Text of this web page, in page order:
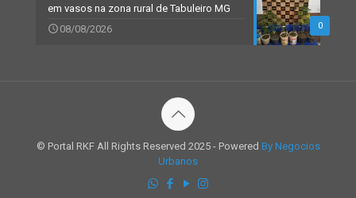
0
em vasos na zona rural de Tabuleiro MG
08/08/2026
© Portal RKF All Rights Reserved 2025 - Powered By Negocios
Urbanos